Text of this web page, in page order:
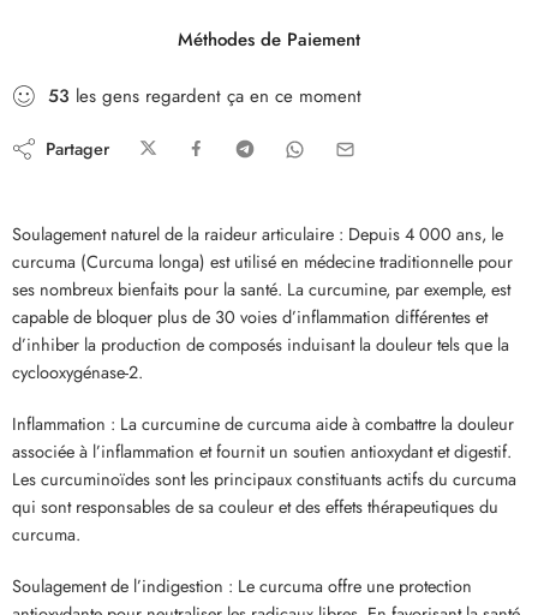
Méthodes de Paiement
53 les gens regardent ça en ce moment
Partager
Soulagement naturel de la raideur articulaire : Depuis 4 000 ans, le
curcuma (Curcuma longa) est utilisé en médecine traditionnelle pour
ses nombreux bienfaits pour la santé. La curcumine, par exemple, est
capable de bloquer plus de 30 voies d’inflammation différentes et
d’inhiber la production de composés induisant la douleur tels que la
cyclooxygénase-2.
Inflammation : La curcumine de curcuma aide à combattre la douleur
associée à l’inflammation et fournit un soutien antioxydant et digestif.
Les curcuminoïdes sont les principaux constituants actifs du curcuma
qui sont responsables de sa couleur et des effets thérapeutiques du
curcuma.
Soulagement de l’indigestion : Le curcuma offre une protection